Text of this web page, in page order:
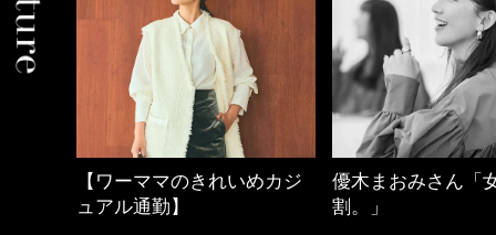
優木まおみさん「女の時間
割。」
働く女性のバッグ